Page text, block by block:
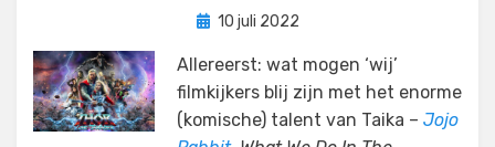
door Filmofiel.nl
Geplaatst
10 juli 2022
Allereerst: wat mogen ‘wij’
filmkijkers blij zijn met het enorme
(komische) talent van Taika – Jojo